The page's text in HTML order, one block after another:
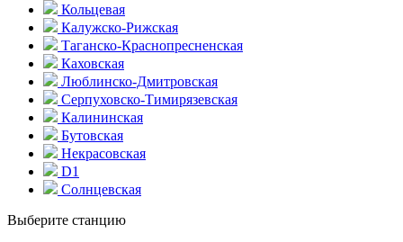
Кольцевая
Калужско-Рижская
Таганско-Краснопресненская
Каховская
Люблинско-Дмитровская
Серпуховско-Тимирязевская
Калининская
Бутовская
Некрасовская
D1
Солнцевская
Выберите станцию